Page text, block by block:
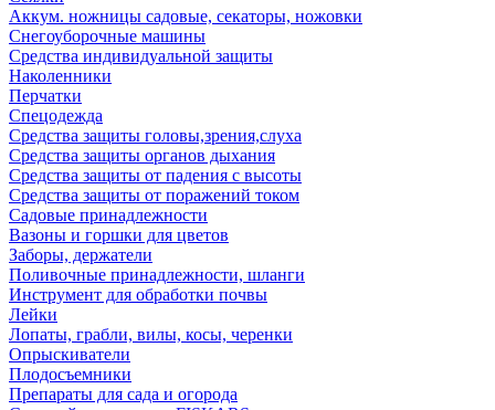
Аккум. ножницы садовые, секаторы, ножовки
Снегоуборочные машины
Средства индивидуальной защиты
Наколенники
Перчатки
Спецодежда
Средства защиты головы,зрения,слуха
Средства защиты органов дыхания
Средства защиты от падения с высоты
Средства защиты от поражений током
Садовые принадлежности
Вазоны и горшки для цветов
Заборы, держатели
Поливочные принадлежности, шланги
Инструмент для обработки почвы
Лейки
Лопаты, грабли, вилы, косы, черенки
Опрыскиватели
Плодосъемники
Препараты для сада и огорода